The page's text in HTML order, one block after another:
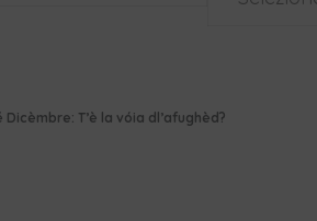
T’è la vóia dl’afughèd?